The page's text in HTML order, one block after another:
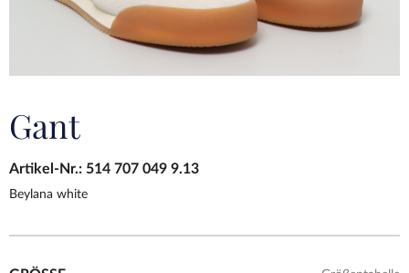
Gant
Artikel-Nr.: 514 707 049 9.13
Beylana white